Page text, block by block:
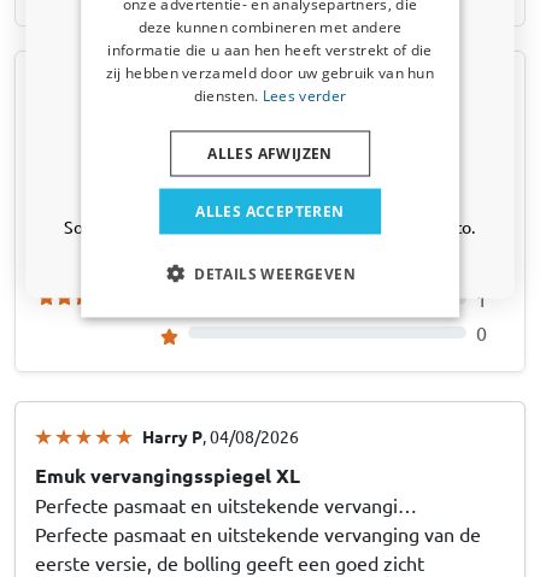
Tutte le recensioni prodotto
1
0
Harry P, 04/08/2026
Emuk vervangingsspiegel XL
Perfecte pasmaat en uitstekende vervangi…
Perfecte pasmaat en uitstekende vervanging van de
eerste versie, de bolling geeft een goed zicht
Iscriviti alla newsletter e risparmia subito! Lo
sconto scade tra 3 giorni.
Email address
Sì, voglio il mio sconto
Solo aggiornamenti e offerte rilevanti per la tua auto.
deze kunnen combineren met andere
informatie die u aan hen heeft verstrekt of die
zij hebben verzameld door uw gebruik van hun
diensten. Lees verder
ALLES ACCEPTEREN
ALLES AFWIJZEN
DETAILS WEERGEVEN